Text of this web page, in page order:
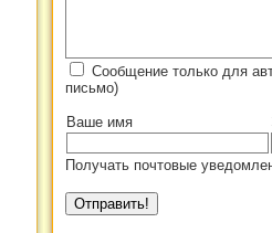
Сообщение только для
письмо)
Ваше имя
Получать почтовые